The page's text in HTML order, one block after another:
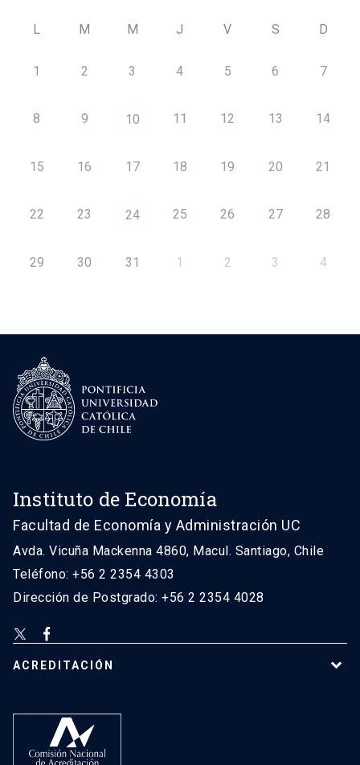
L M M J V S D
1 2 3 4 5 6 7
8 9 10 11 12 13 14
15 16 17 18 19 20 21
22 23 24 25 26 27 28
29 30 31 1 2 3 4
Instituto de Economía
Facultad de Economía y Administración UC
Avda. Vicuña Mackenna 4860, Macul. Santiago, Chile
Teléfono: +56 2 2354 4303
Dirección de Postgrado: +56 2 2354 4028
ACREDITACIÓN